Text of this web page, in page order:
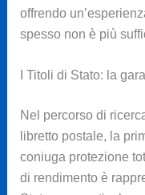
offrendo
spesso non è più
I Titoli di Stato: la
Nel percorso di
libretto postale, la
coniuga protezione
di rendimento è